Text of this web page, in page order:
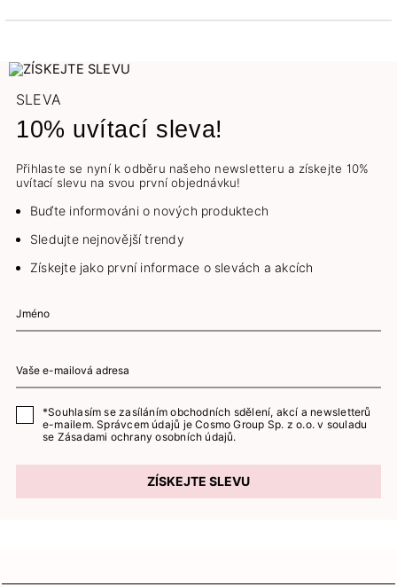
SLEVA
10% uvítací sleva!
Přihlaste se nyní k odběru našeho newsletteru a získejte 10%
uvítací slevu na svou první objednávku!
Buďte informováni o nových produktech
Sledujte nejnovější trendy
Získejte jako první informace o slevách a akcích
*Souhlasím se zasíláním obchodních sdělení, akcí a newsletterů
e-mailem. Správcem údajů je Cosmo Group Sp. z o.o. v souladu
se Zásadami ochrany osobních údajů.
ZÍSKEJTE SLEVU